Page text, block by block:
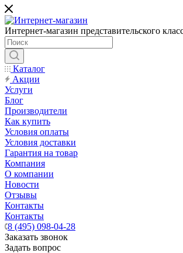
Интернет-магазин представительского
Каталог
Акции
Услуги
Блог
Производители
Как купить
Условия оплаты
Условия доставки
Гарантия на товар
Компания
О компании
Новости
Отзывы
Контакты
Контакты
8 (495) 098-04-28
Заказать звонок
Задать вопрос